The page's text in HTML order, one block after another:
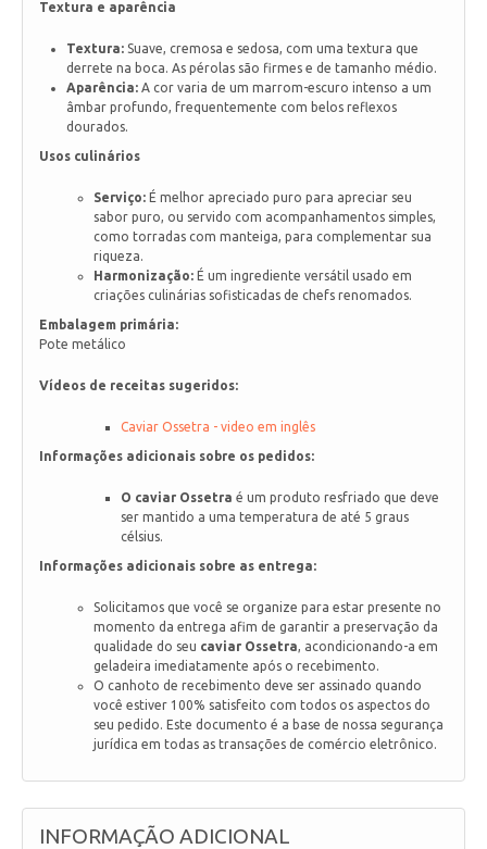
Textura e aparência
Textura: Suave, cremosa e sedosa, com uma textura que
derrete na boca. As pérolas são firmes e de tamanho médio.
Aparência: A cor varia de um marrom-escuro intenso a um
âmbar profundo, frequentemente com belos reflexos
dourados.
Usos culinários
Serviço: É melhor apreciado puro para apreciar seu
sabor puro, ou servido com acompanhamentos simples,
como torradas com manteiga, para complementar sua
riqueza.
Harmonização: É um ingrediente versátil usado em
criações culinárias sofisticadas de chefs renomados.
Embalagem primária:
Pote metálico
Vídeos de receitas sugeridos:
Caviar Ossetra - video em inglês
Informações adicionais sobre os pedidos:
O caviar Ossetra é um produto resfriado que deve
ser mantido a uma temperatura de até 5 graus
célsius.
Informações adicionais sobre as entrega:
Solicitamos que você se organize para estar presente no
momento da entrega afim de garantir a preservação da
qualidade do seu caviar Ossetra, acondicionando-a em
geladeira imediatamente após o recebimento.
O canhoto de recebimento deve ser assinado quando
você estiver 100% satisfeito com todos os aspectos do
seu pedido. Este documento é a base de nossa segurança
jurídica em todas as transações de comércio eletrônico.
INFORMAÇÃO ADICIONAL